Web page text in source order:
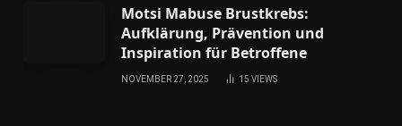
Motsi Mabuse Brustkrebs:
Aufklärung, Prävention und
Inspiration für Betroffene
NOVEMBER 27, 2025 15 VIEWS